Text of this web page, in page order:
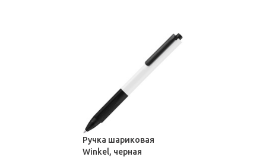
Ручка шариковая
Winkel, черная